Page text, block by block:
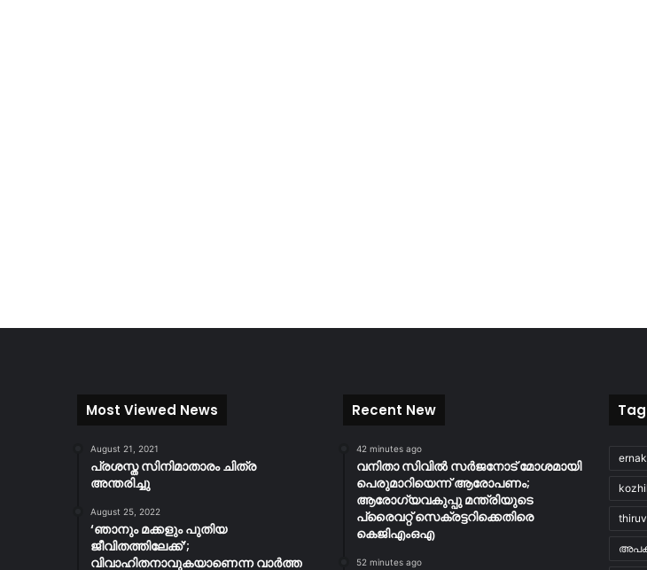
Most Viewed News
August 21, 2021
പ്രശസ്ത സിനിമാതാരം ചിത്ര
അന്തരിച്ചു
August 25, 2022
‘ഞാനും മക്കളും പുതിയ
ജീവിതത്തിലേക്ക്’;
വിവാഹിതനാവുകയാണെന്ന വാർത്ത
Recent New
42 minutes ago
വനിതാ സിവിൽ സർജനോട് മോശമായി
പെരുമാറിയെന്ന് ആരോപണം;
ആരോഗ്യവകുപ്പു മന്ത്രിയുടെ
പ്രൈവറ്റ് സെക്രട്ടറിക്കെതിരെ
കെജിഎംഒഎ
52 minutes ago